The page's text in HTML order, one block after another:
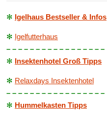
✻ Igelhaus Bestseller & Infos
✻ Igelfutterhaus
– – – – – – – – – – – – – – – – –
✻ Insektenhotel Groß Tipps
✻ Relaxdays Insektenhotel
– – – – – – – – – – – – – – – – –
✻ Hummelkasten Tipps